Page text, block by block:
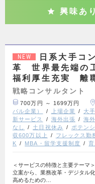
興味あり
NEW
日系大手コ
革 世界最先端の
福利厚生充実 離
戦略コンサルタント
700万円 ～ 1699万円
バル企業）
上場企業 大
新サービス
海外出張 海
なし
土日祝休み ポテン
収600万以上
フレックス勤
K
MBA・留学支援制度
＜サービスの特徴と主要テーマ
立案から、業務改革・デジタル
高めるための…